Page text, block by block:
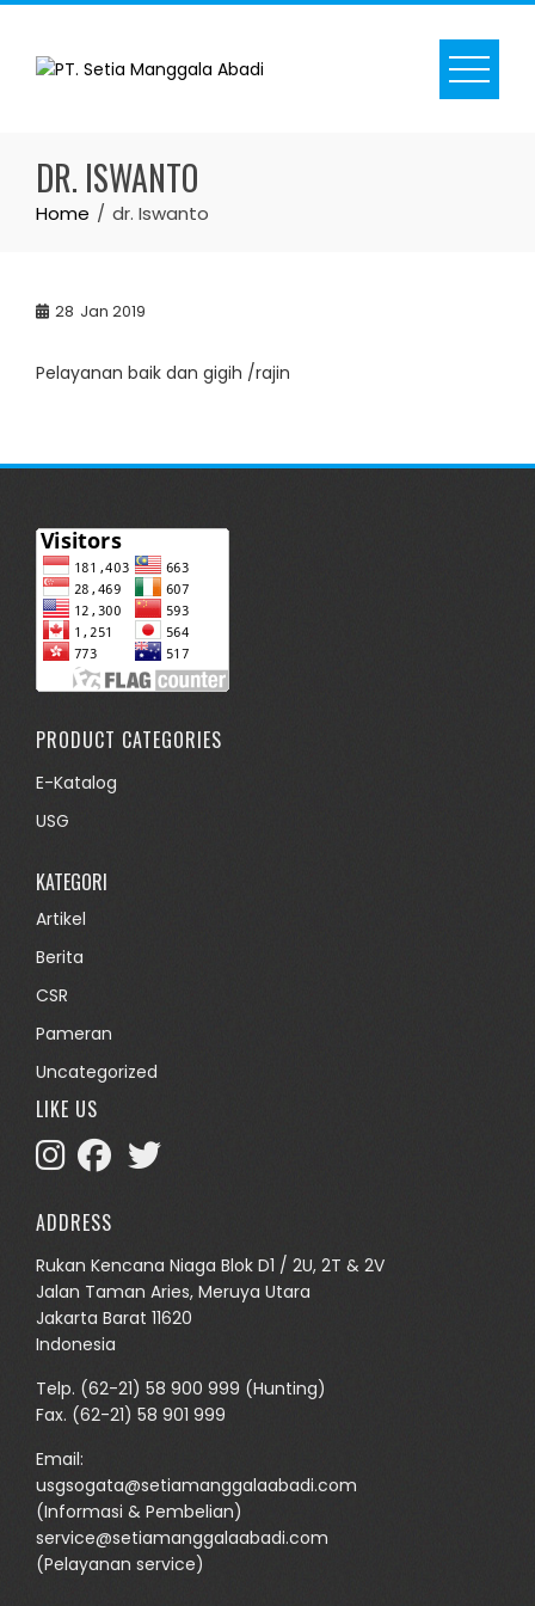
Skip
content
DR. ISWANTO
Home dr. Iswanto
28 Jan 2019
Pelayanan baik dan gigih /rajin
PRODUCT CATEGORIES
E-Katalog
USG
KATEGORI
Artikel
Berita
CSR
Pameran
Uncategorized
LIKE US
ADDRESS
Rukan Kencana Niaga Blok D1 / 2U, 2T & 2V
Jalan Taman Aries, Meruya Utara
Jakarta Barat 11620
Indonesia
Telp. (62-21) 58 900 999 (Hunting)
Fax. (62-21) 58 901 999
Email:
usgsogata@setiamanggalaabadi.com
(Informasi & Pembelian)
service@setiamanggalaabadi.com
(Pelayanan service)